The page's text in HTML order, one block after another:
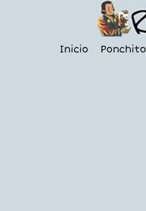
Inicio Ponchito